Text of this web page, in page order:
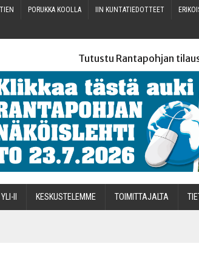
PORUK­KA KOOLLA IIN KUN­TA­TIE­DOT­TEET
Tutustu Rantapohjan
YLI-II KES­KUS­TE­LEM­ME TOI­MIT­TA­JAL­TA